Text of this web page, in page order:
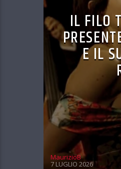
IL FILO
E IL
MaurizioB
7 LUGLIO 2026